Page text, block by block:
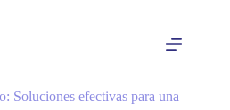
Soluciones efectivas para una